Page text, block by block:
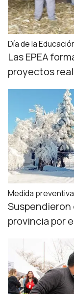
Día de la
Las EPEA
proyectos
Medida preventiva
Suspendieron
provincia por